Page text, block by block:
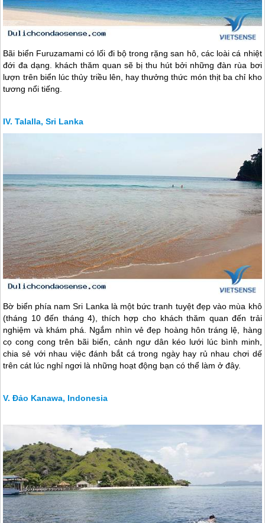
Bãi biển Furuzamami có lối đi bộ trong rặng san hô, các loài cá nhiệt
đới đa dạng. khách thăm quan sẽ bị thu hút bởi những đàn rùa bơi
lượn trên biển lúc thủy triều lên, hay thưởng thức món thịt ba chỉ kho
tương nổi tiếng.
Talalla, Sri Lanka
Bờ biển phía nam Sri Lanka là một bức tranh tuyệt đẹp vào mùa khô
(tháng 10 đến tháng 4), thích hợp cho khách thăm quan đến trải
nghiệm và khám phá. Ngắm nhìn vẻ đẹp hoàng hôn tráng lệ, hàng
cọ cong cong trên bãi biển, cảnh ngư dân kéo lưới lúc bình minh,
chia sẻ với nhau việc đánh bắt cá trong ngày hay rủ nhau chơi dế
trên cát lúc nghỉ ngơi là những hoạt động bạn có thể làm ở đây.
Đảo Kanawa, Indonesia